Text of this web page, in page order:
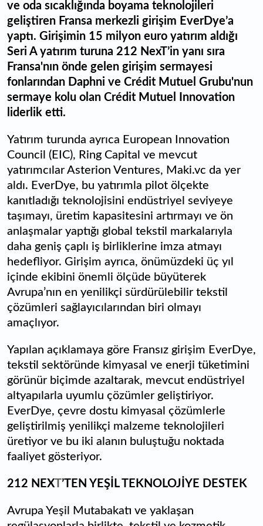
ve oda sıcaklığında boyama teknolojileri
geliştiren Fransa merkezli girişim EverDye’a
yaptı. Girişimin 15 milyon euro yatırım aldığı
Seri A yatırım turuna 212 NexT’in yanı sıra
Fransa'nın önde gelen girişim sermayesi
fonlarından Daphni ve Crédit Mutuel Grubu'nun
sermaye kolu olan Crédit Mutuel Innovation
liderlik etti.
Yatırım turunda ayrıca European Innovation
Council (EIC), Ring Capital ve mevcut
yatırımcılar Asterion Ventures, Maki.vc da yer
aldı. EverDye, bu yatırımla pilot ölçekte
kanıtladığı teknolojisini endüstriyel seviyeye
taşımayı, üretim kapasitesini artırmayı ve ön
anlaşmalar yaptığı global tekstil markalarıyla
daha geniş çaplı iş birliklerine imza atmayı
hedefliyor. Girişim ayrıca, önümüzdeki üç yıl
içinde ekibini önemli ölçüde büyüterek
Avrupa’nın en yenilikçi sürdürülebilir tekstil
çözümleri sağlayıcılarından biri olmayı
amaçlıyor.
Yapılan açıklamaya göre Fransız girişim EverDye,
tekstil sektöründe kimyasal ve enerji tüketimini
görünür biçimde azaltarak, mevcut endüstriyel
altyapılarla uyumlu çözümler geliştiriyor.
EverDye, çevre dostu kimyasal çözümlerle
geliştirilmiş yenilikçi malzeme teknolojileri
üretiyor ve bu iki alanın buluştuğu noktada
faaliyet gösteriyor.
212 NEXT’TEN YEŞİL TEKNOLOJİYE DESTEK
Avrupa Yeşil Mutabakatı ve yaklaşan